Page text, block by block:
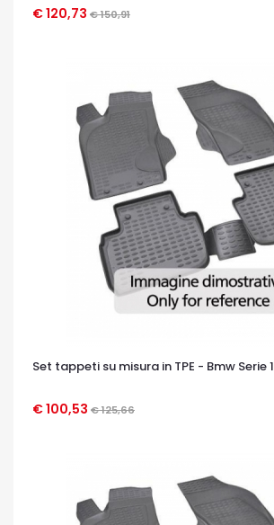
€ 120,73 € 150,91
OCCHIATA VELOCE
Set tappeti su misura in TPE - Bmw Serie 1
€ 100,53 € 125,66
OCCHIATA VELOCE